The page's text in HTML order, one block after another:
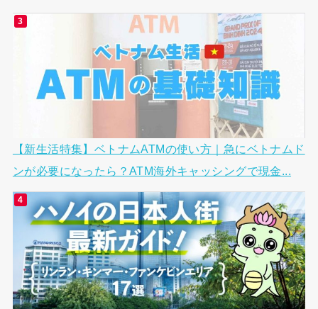
【新生活特集】ベトナムATMの使い方｜急にベトナムド
ンが必要になったら？ATM海外キャッシングで現金...